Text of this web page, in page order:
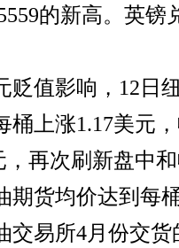
的新高。英镑
值影响，12日纽
桶上涨1.17美元
，再次刷新盘中
期货均价达到每
交易所4月份交